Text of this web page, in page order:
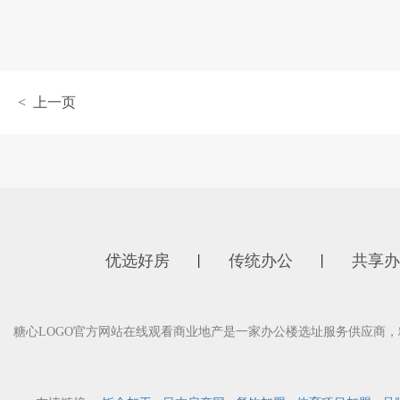
< 上一页
优选好房 传统办公 共享
糖心LOGO官方网站在线观看商业地产是一家办公楼选址服务供应商